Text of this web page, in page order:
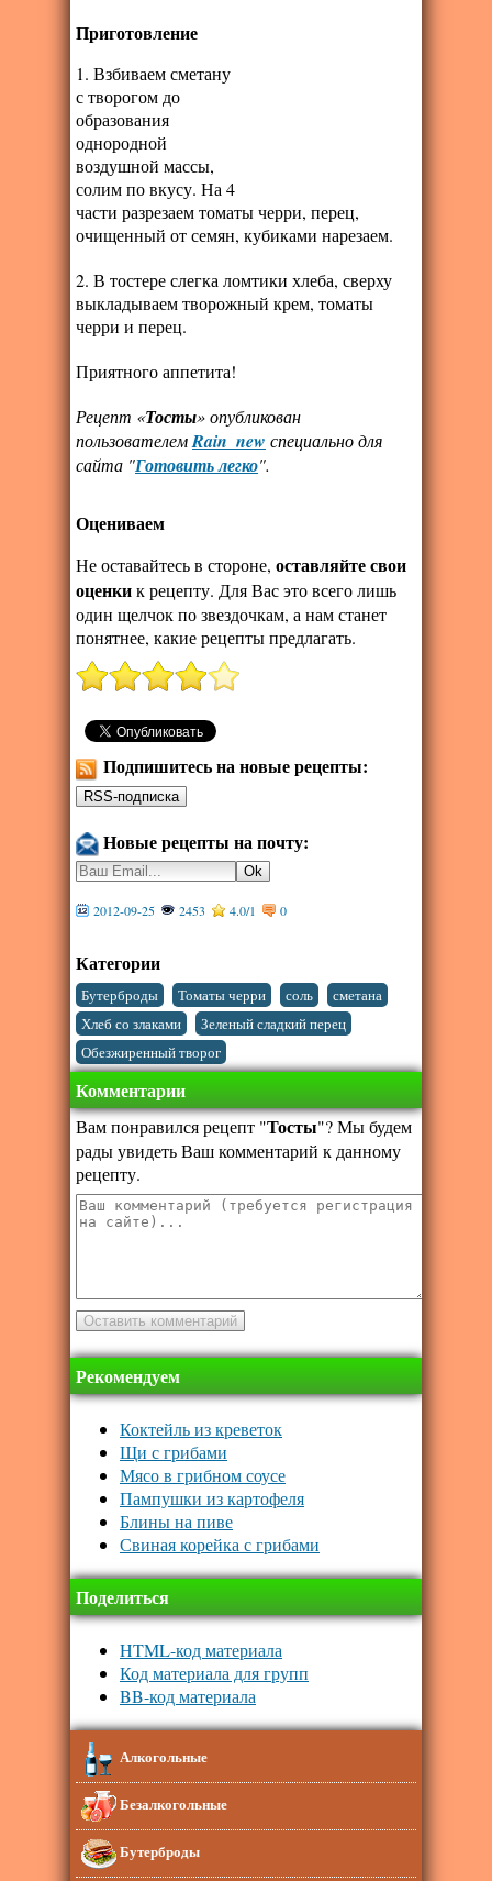
Приготовление
1. Взбиваем сметану
с творогом до
образования
однородной
воздушной массы,
солим по вкусу. На 4
части разрезаем томаты черри, перец,
очищенный от семян, кубиками нарезаем.
2. В тостере слегка ломтики хлеба, сверху
выкладываем творожный крем, томаты
черри и перец.
Приятного аппетита!
Рецепт «Тосты» опубликован
пользователемRain_new специально для
сайта "Готовить легко".
Оцениваем
Не оставайтесь в стороне, оставляйте свои
оценкик рецепту. Для Вас это всего лишь
один щелчок по звездочкам, а нам станет
понятнее, какие рецепты предлагать.
Подпишитесь на новые рецепты:
Новые рецепты на почту:
2012-09-25 2453 4.0/1 0
Категории
Бутерброды Томаты черри соль сметана
Хлеб со злаками Зеленый сладкий перец
Обезжиренный творог
Комментарии
Вам понравился рецепт "Тосты"? Мы будем
рады увидеть Ваш комментарий к данному
рецепту.
Рекомендуем
Коктейль из креветок
Щи с грибами
Мясо в грибном соусе
Пампушки из картофеля
Блины на пиве
Свиная корейка с грибами
Поделиться
HTML-код материала
Код материала для групп
BB-код материала
Алкогольные
Безалкогольные
Бутерброды